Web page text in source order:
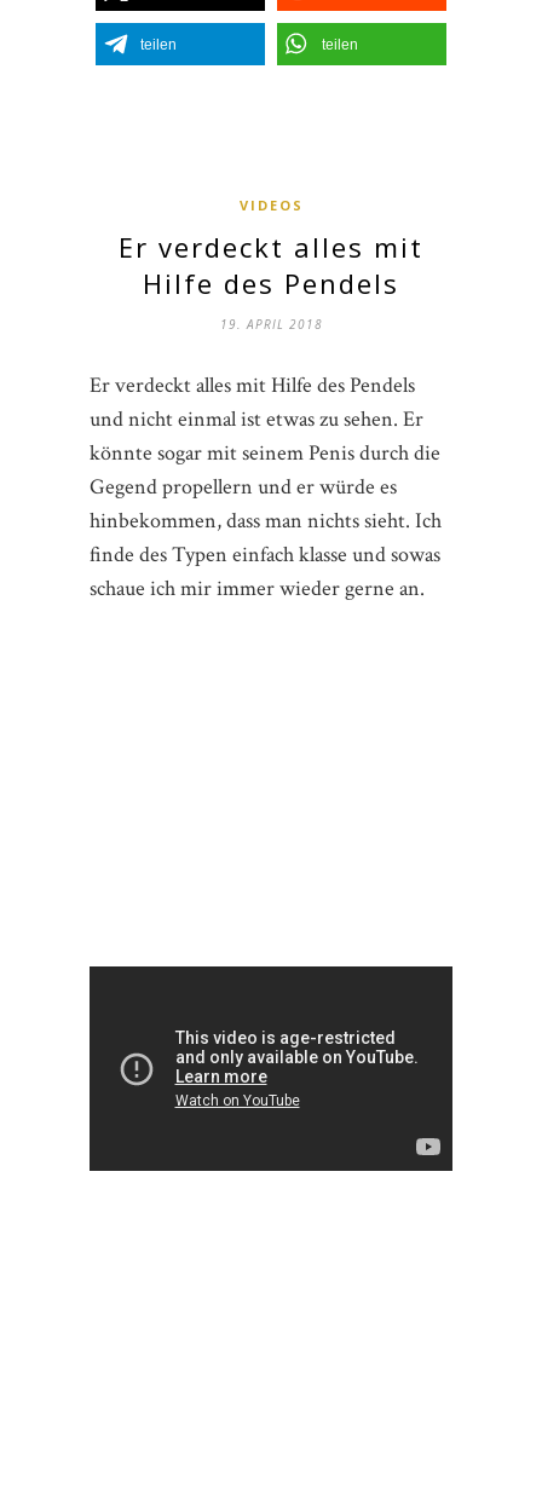
teilen teilen
VIDEOS
Er verdeckt alles mit
Hilfe des Pendels
19. APRIL 2018
Er verdeckt alles mit Hilfe des Pendels
und nicht einmal ist etwas zu sehen. Er
könnte sogar mit seinem Penis durch die
Gegend propellern und er würde es
hinbekommen, dass man nichts sieht. Ich
finde des Typen einfach klasse und sowas
schaue ich mir immer wieder gerne an.